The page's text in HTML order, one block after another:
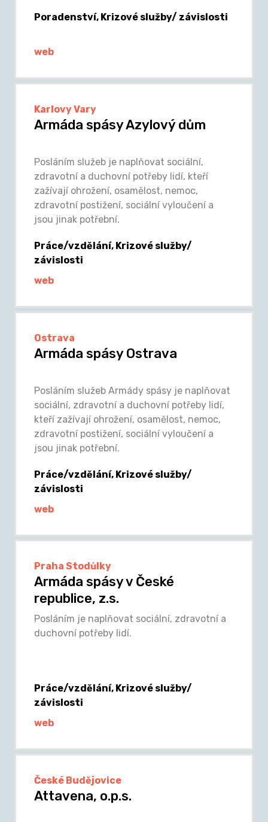
Poradenství, Krizové služby/ závislosti
web
Karlovy Vary
Armáda spásy Azylový dům
Posláním služeb je naplňovat sociální,
zdravotní a duchovní potřeby lidí, kteří
zažívají ohrožení, osamělost, nemoc,
zdravotní postižení, sociální vyloučení a
jsou jinak potřební.
Práce/vzdělání, Krizové služby/
závislosti
web
Ostrava
Armáda spásy Ostrava
Posláním služeb Armády spásy je naplňovat
sociální, zdravotní a duchovní potřeby lidí,
kteří zažívají ohrožení, osamělost, nemoc,
zdravotní postižení, sociální vyloučení a
jsou jinak potřební.
Práce/vzdělání, Krizové služby/
závislosti
web
Praha Stodůlky
Armáda spásy v České
republice, z.s.
Posláním je naplňovat sociální, zdravotní a
duchovní potřeby lidí.
Práce/vzdělání, Krizové služby/
závislosti
web
České Budějovice
Attavena, o.p.s.